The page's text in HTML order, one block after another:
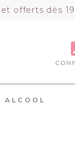
offerts dès
LE PANIER
ALCOOL